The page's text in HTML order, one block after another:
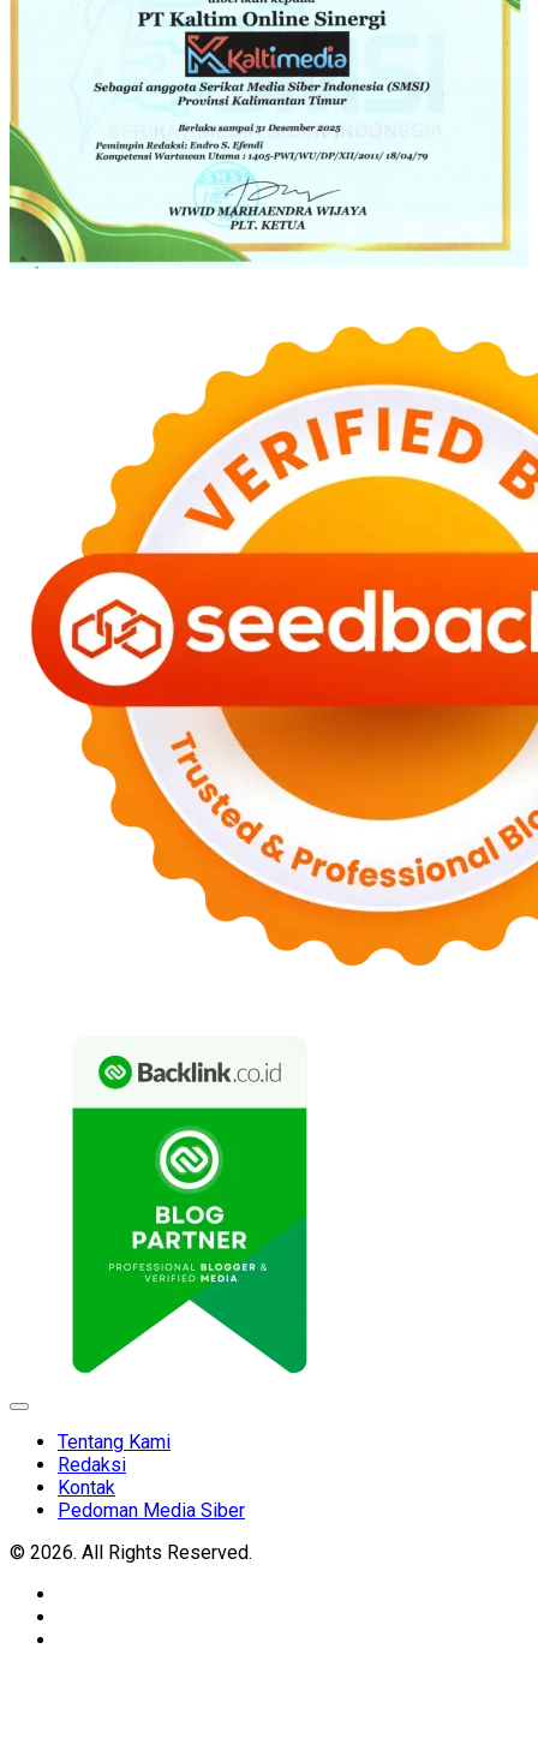
Expand
Tentang Kami
Redaksi
Kontak
Pedoman Media Siber
© 2026. All Rights Reserved.